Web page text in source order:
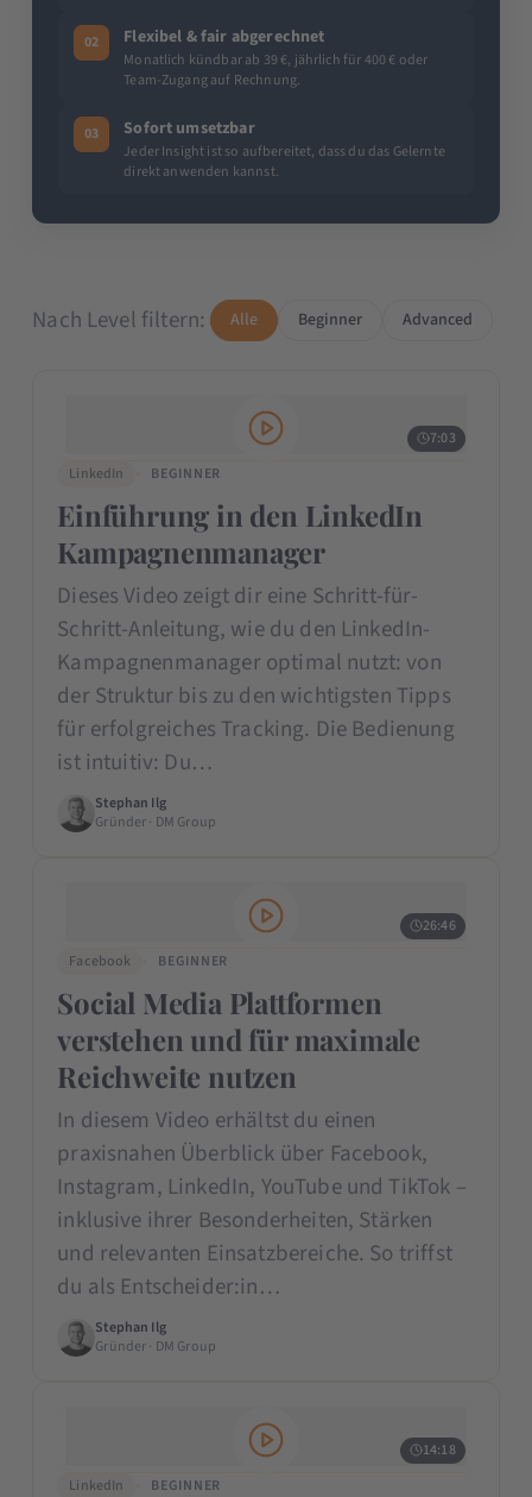
02 Flexibel & fair abgerechnet
Monatlich kündbar ab 39 €, jährlich für 400 € oder
Team-Zugang auf Rechnung.
03 Sofort umsetzbar
Jeder Insight ist so aufbereitet, dass du das Gelernte
direkt anwenden kannst.
Nach Level filtern: Alle Beginner Advanced
7:03
LinkedIn
BEGINNER
Einführung in den LinkedIn
Kampagnenmanager
Dieses Video zeigt dir eine Schritt-für-
Schritt-Anleitung, wie du den LinkedIn-
Kampagnenmanager optimal nutzt: von
der Struktur bis zu den wichtigsten Tipps
für erfolgreiches Tracking. Die Bedienung
ist intuitiv: Du…
Stephan Ilg
Gründer · DM Group
26:46
Facebook
BEGINNER
Social Media Plattformen
verstehen und für maximale
Reichweite nutzen
In diesem Video erhältst du einen
praxisnahen Überblick über Facebook,
Instagram, LinkedIn, YouTube und TikTok –
inklusive ihrer Besonderheiten, Stärken
und relevanten Einsatzbereiche. So triffst
du als Entscheider:in…
Stephan Ilg
Gründer · DM Group
14:18
LinkedIn
BEGINNER